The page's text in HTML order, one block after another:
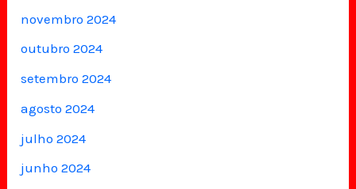
novembro 2024
outubro 2024
setembro 2024
agosto 2024
julho 2024
junho 2024